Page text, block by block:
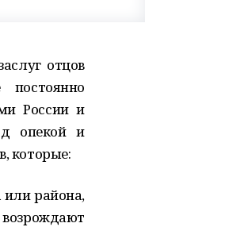
отцов
России и
опекой и
которые:
или района,